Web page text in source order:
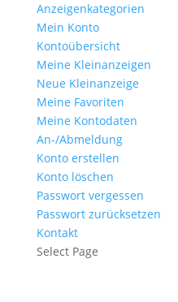
Anzeigen­kategorien
Mein Konto
Kontoübersicht
Meine Kleinanzeigen
Neue Kleinanzeige
Meine Favoriten
Meine Kontodaten
An-/Abmeldung
Konto erstellen
Konto löschen
Passwort vergessen
Passwort zurücksetzen
Kontakt
Select Page